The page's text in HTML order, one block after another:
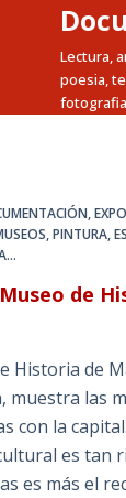
Lectura,
poesia,
fotografia
,
,PINTURA,
de
Historia de
muestra las
con la
es tan
es más el